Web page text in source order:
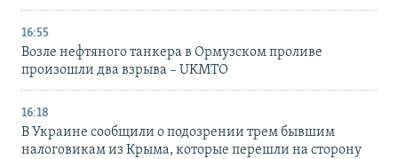
16:55
Возле нефтяного танкера в Ормузском проливе
произошли два взрыва – UKMTO
16:18
В Украине сообщили о подозрении трем бывшим
налоговикам из Крыма, которые перешли на сторону